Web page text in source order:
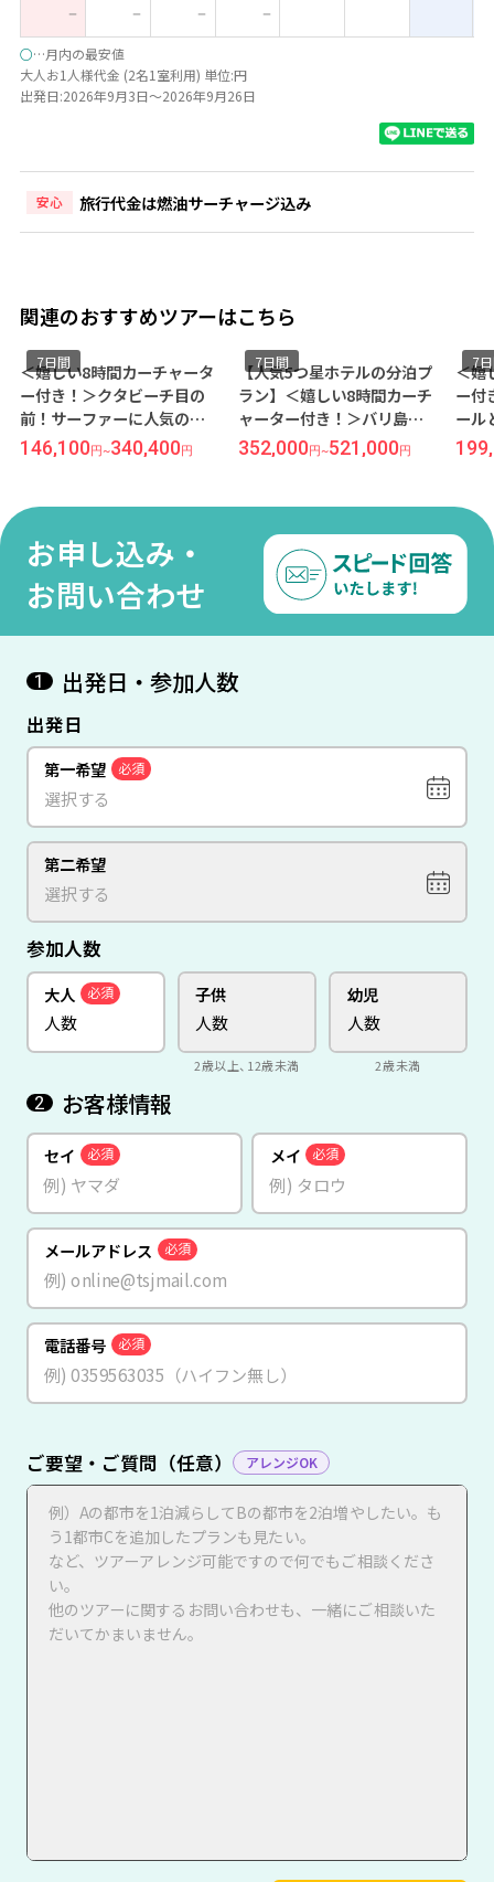
ー ー ー ー
○…月内の最安値
大人お1人様代金 (2名1室利用) 単位:円
出発日:2026年9月3日～2026年9月26日
安心 旅行代金は燃油サーチャージ込み
関連のおすすめツアーはこちら
＜嬉しい8時間カーチャータ
ー付き！＞クタビーチ目の
前！サーファーに人気の
『グランド イスタナ ラマ』
宿泊【往復日本語送迎付
×フィリピン航空乗継便利
7日間
146,100円~340,400円
【人気5つ星ホテルの分泊プ
ラン】＜嬉しい8時間カーチ
ャーター付き！＞バリ島人
気No１ホテル『アヤナ リゾ
ート＆スパ/2泊』＆プール
ヴィラズ バリ/3泊』 バリ島
7日間 【往復日本語送迎付
き】-成田発直行便 ガルーダ
インドネシア航空利用-
7日間
352,000円~521,000円
＜嬉
ー付
ール
ホテ
ル
バリ
ィリ
7日
お申し込み・
お問い合わせ
1 出発日・参加人数
出発日
第一希望 必須
第二希望
参加人数
大人 必須 子供
2歳以上、12歳未満
幼児
2歳未満
2 お客様情報
セイ 必須 メイ 必須
メールアドレス 必須
電話番号 必須
ご要望・ご質問（任意） アレンジOK